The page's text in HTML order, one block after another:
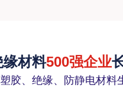
材料500强企业
胶、绝缘、防静电材料